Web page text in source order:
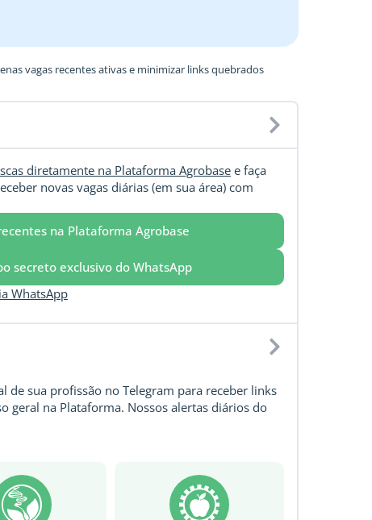
vagas recentes ativas e minimizar links quebrados
diretamente na Plataforma Agrobase e faça
novas vagas diárias (em sua área) com
na Plataforma Agrobase
secreto exclusivo do WhatsApp
WhatsApp
de sua profissão no Telegram para receber links
geral na Plataforma. Nossos alertas diários do